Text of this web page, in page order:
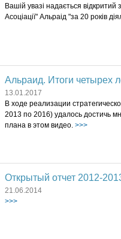
Вашій увазі надається відкритий
Асоціації" Альраід "за 20 років
Альраид. Итоги четырех
13.01.2017
В ходе реализации
2013 по 2016) удалось достичь
плана в этом видео. >>>
Открытый отчет 2012-
21.06.2014
>>>